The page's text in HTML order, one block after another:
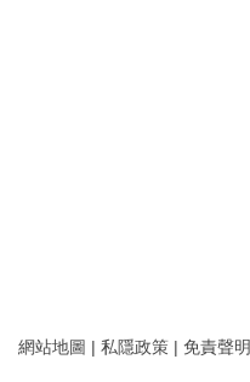
網站地圖 | 私隱政策 | 免責聲明